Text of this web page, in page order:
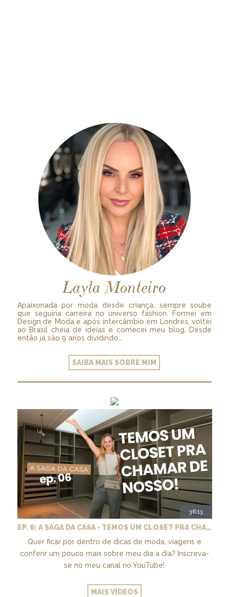
Layla Monteiro
Apaixonada por moda desde criança, sempre soube
que seguiria carreira no universo fashion. Formei em
Design de Moda e após intercâmbio em Londres, voltei
ao Brasil cheia de ideias e comecei meu blog. Desde
então já são 9 anos dividindo...
SAIBA MAIS SOBRE MIM
36:13
EP. 6: A SAGA DA CASA - TEMOS UM CLOSET PRA CHAMAR DE NOSSO + MARCENARIA E PAISAGISMO
Quer ficar por dentro de dicas de moda, viagens e
conferir um pouco mais sobre meu dia a dia? Inscreva-
se no meu canal no YouTube!
MAIS VÍDEOS